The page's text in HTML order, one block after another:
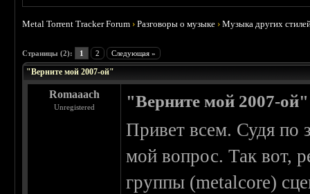
Metal Torrent Tracker Forum ›Разговоры о музыке ›Музыка других
Страницы (2): 1 2 Следующая »
"Верните мой 2007-ой"
Romaaach
Unregistered "Верните мой 2007-ой"
Привет всем. Судя по
мой вопрос. Так вот,
группы (metalcore)